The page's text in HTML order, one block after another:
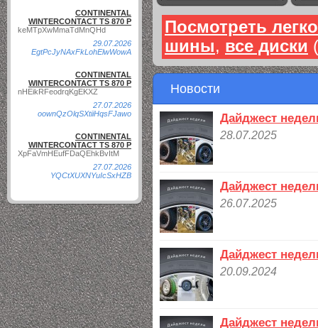
FORTUNE FSR-303
I*CEPT EVO2 W320 XL
Посмотреть
шины, все диски
Новости
Дайджест
28.07.2025
Дайджест
26.07.2025
Дайджест
20.09.2024
Дайджест
CONTINENTAL
WINTERCONTACT TS 870 P
keMTpXwMmaTdMnQHd
29.07.2026
EgtPcJyNAxFkLohElwWowA
CONTINENTAL
WINTERCONTACT TS 870 P
nHEikRFeodrqKgEKXZ
27.07.2026
oownQzOlqSXtiiHqsFJawo
CONTINENTAL
WINTERCONTACT TS 870 P
XpFaVmHEufFDaQEhkBvItM
27.07.2026
YQCtXUXNYuIcSxHZB